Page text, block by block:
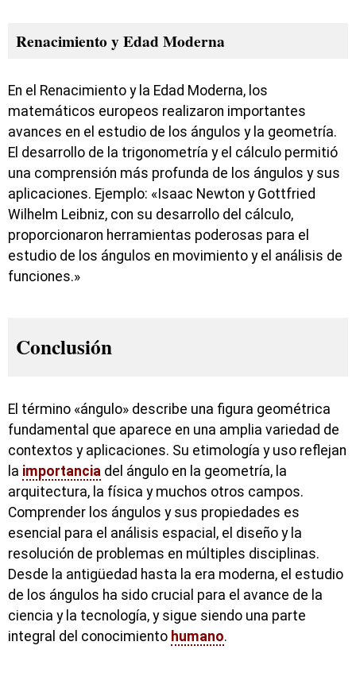
Renacimiento y Edad Moderna
En el Renacimiento y la Edad Moderna, los
matemáticos europeos realizaron importantes
avances en el estudio de los ángulos y la geometría.
El desarrollo de la trigonometría y el cálculo permitió
una comprensión más profunda de los ángulos y sus
aplicaciones. Ejemplo: «Isaac Newton y Gottfried
Wilhelm Leibniz, con su desarrollo del cálculo,
proporcionaron herramientas poderosas para el
estudio de los ángulos en movimiento y el análisis de
funciones.»
Conclusión
El término «ángulo» describe una figura geométrica
fundamental que aparece en una amplia variedad de
contextos y aplicaciones. Su etimología y uso reflejan
la importancia del ángulo en la geometría, la
arquitectura, la física y muchos otros campos.
Comprender los ángulos y sus propiedades es
esencial para el análisis espacial, el diseño y la
resolución de problemas en múltiples disciplinas.
Desde la antigüedad hasta la era moderna, el estudio
de los ángulos ha sido crucial para el avance de la
ciencia y la tecnología, y sigue siendo una parte
integral del conocimiento humano.